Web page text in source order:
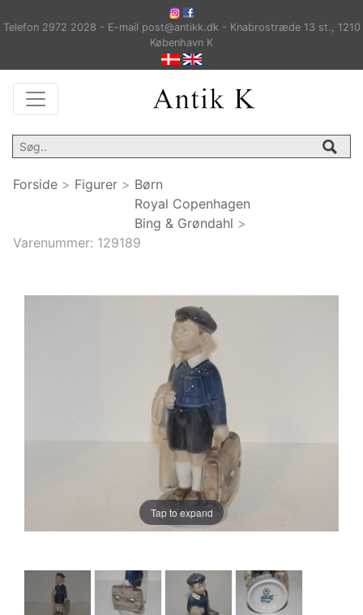
Telefon 2972 2028 - E-mail post@antikk.dk - Knabrostræde 13 st., 1210
København K
Forside > Figurer > Børn
Royal Copenhagen
Bing & Grøndahl >
Varenummer: 129189
Tap to expand